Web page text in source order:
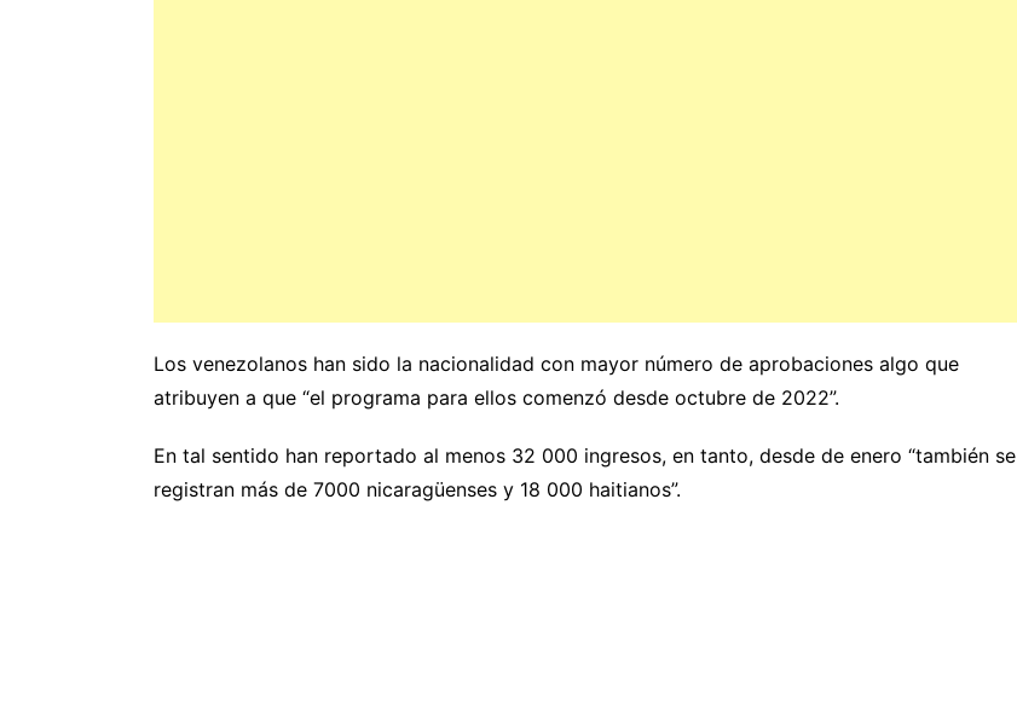
Los venezolanos han sido la nacionalidad con mayor número de aprobaciones algo que
atribuyen a que “el programa para ellos comenzó desde octubre de 2022”.
En tal sentido han reportado al menos 32 000 ingresos, en tanto, desde de enero “también se
registran más de 7000 nicaragüenses y 18 000 haitianos”.